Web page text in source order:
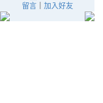
留言｜ 加入好友